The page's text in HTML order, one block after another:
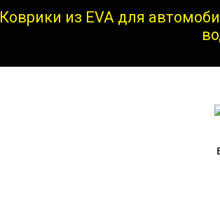
Коврики из EVA для